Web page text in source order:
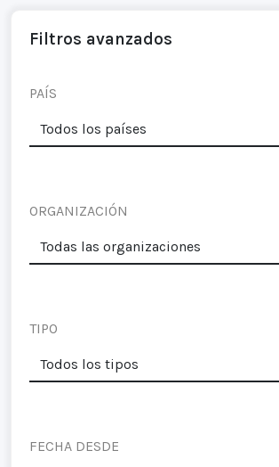
Filtros avanzados
PAÍS
ORGANIZACIÓN
TIPO
FECHA DESDE